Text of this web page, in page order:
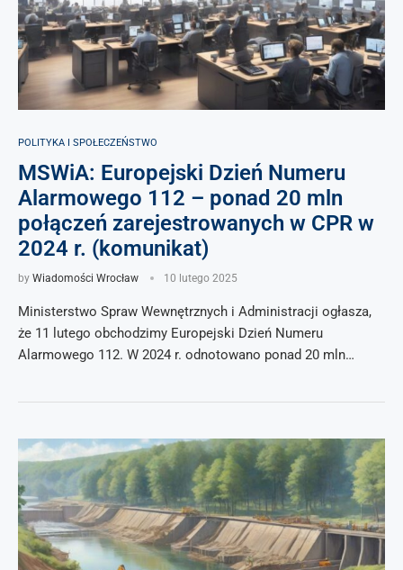
POLITYKA I SPOŁECZEŃSTWO
MSWiA: Europejski Dzień Numeru
Alarmowego 112 – ponad 20 mln
połączeń zarejestrowanych w CPR w
2024 r. (komunikat)
by Wiadomości Wrocław 10 lutego 2025
Ministerstwo Spraw Wewnętrznych i Administracji ogłasza,
że 11 lutego obchodzimy Europejski Dzień Numeru
Alarmowego 112. W 2024 r. odnotowano ponad 20 mln…